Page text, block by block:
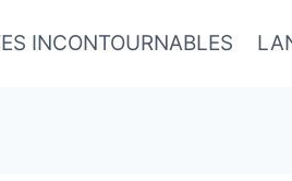
INCONTOURNABLES